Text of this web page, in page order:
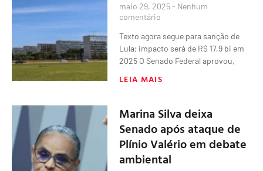
maio 29, 2025 Nenhum
comentário
Texto agora segue para sanção de
Lula; impacto será de R$ 17,9 bi em
2025 O Senado Federal aprovou,
LEIA MAIS
Marina Silva deixa
Senado após ataque de
Plínio Valério em debate
ambiental